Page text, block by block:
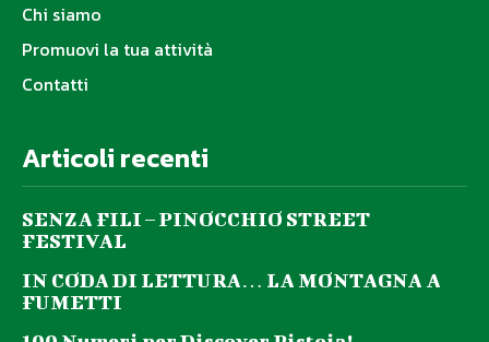
Chi siamo
Promuovi la tua attività
Contatti
Articoli recenti
SENZA FILI – PINOCCHIO STREET
FESTIVAL
IN CODA DI LETTURA… LA MONTAGNA A
FUMETTI